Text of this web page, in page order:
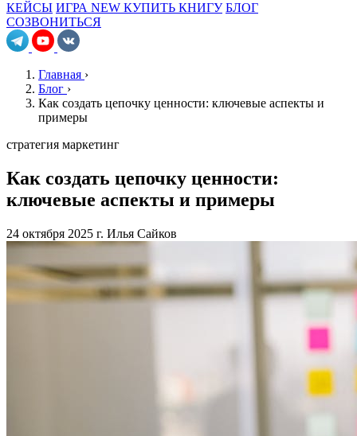
КЕЙСЫ ИГРА NEW КУПИТЬ КНИГУ БЛОГ
СОЗВОНИТЬСЯ
Главная ›
Блог ›
Как создать цепочку ценности: ключевые аспекты и
примеры
стратегия маркетинг
Как создать цепочку ценности:
ключевые аспекты и примеры
24 октября 2025 г. Илья Сайков